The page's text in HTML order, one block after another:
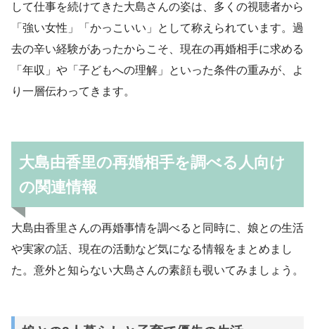
して仕事を続けてきた大島さんの姿は、多くの視聴者から
「強い女性」「かっこいい」として称えられています。過
去の辛い経験があったからこそ、現在の再婚相手に求める
「年収」や「子どもへの理解」といった条件の重みが、よ
り一層伝わってきます。
大島由香里の再婚相手を調べる人向け
の関連情報
大島由香里さんの再婚事情を調べると同時に、娘との生活
や実家の話、現在の活動など気になる情報をまとめまし
た。意外と知らない大島さんの素顔も覗いてみましょう。